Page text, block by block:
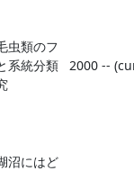
虫類のフ
系統分類
2000 --
沼にはど